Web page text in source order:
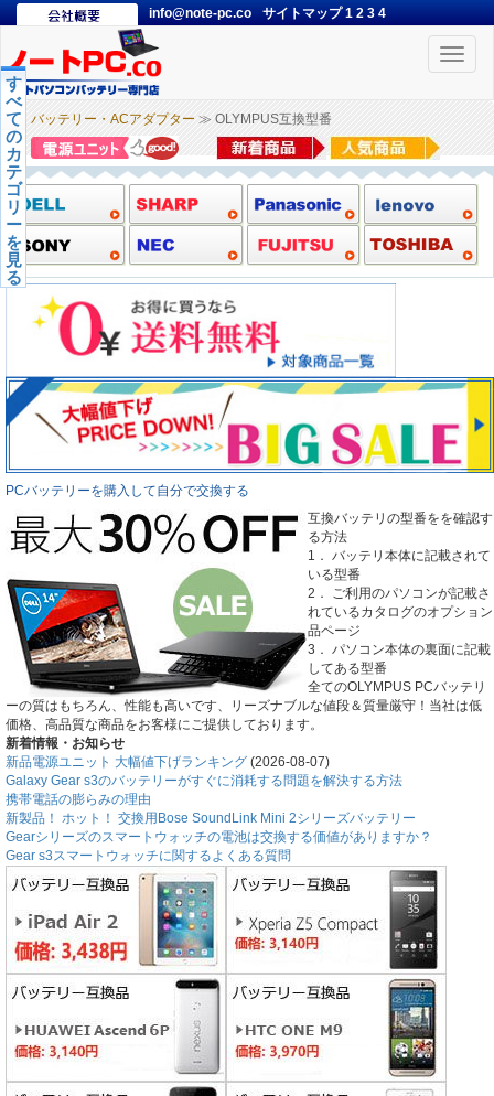
info@note-pc.co サイトマップ1 2 3 4
Toggle
バッテリー・ACアダプター ≫ OLYMPUS互換型番
す
べ
て
の
カ
テ
ゴ
リ
ー
を
見
る
PCバッテリーを購入して自分で交換する
互換バッテリの型番をを確認す
る方法
1． バッテリ本体に記載されて
いる型番
2． ご利用のパソコンが記載さ
れているカタログのオプション
品ページ
3． パソコン本体の裏面に記載
してある型番
全てのOLYMPUS PCバッテリ
ーの質はもちろん、性能も高いです、リーズナブルな値段＆質量厳守！当社は低
価格、高品質な商品をお客様にご提供しております。
新着情報・お知らせ
新品電源ユニット 大幅値下げランキング (2026-08-07)
Galaxy Gear s3のバッテリーがすぐに消耗する問題を解決する方法
携帯電話の膨らみの理由
新製品！ ホット！ 交換用Bose SoundLink Mini 2シリーズバッテリー
Gearシリーズのスマートウォッチの電池は交換する価値がありますか？
Gear s3スマートウォッチに関するよくある質問